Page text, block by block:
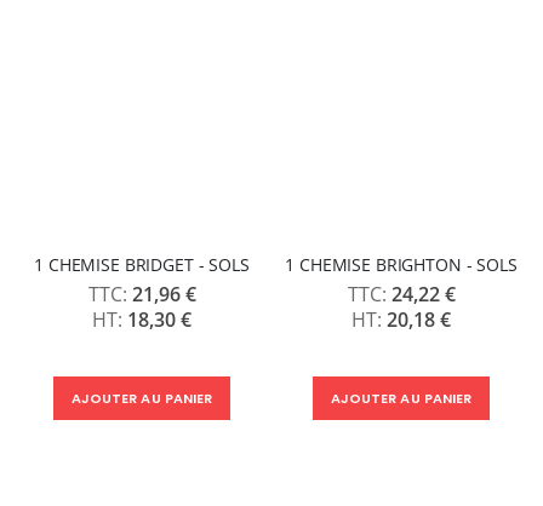
1 CHEMISE BRIDGET - SOLS
21,96 €
18,30 €
AJOUTER AU PANIER
1 CHEMISE BRIGHTON - SOLS
24,22 €
20,18 €
AJOUTER AU PANIER